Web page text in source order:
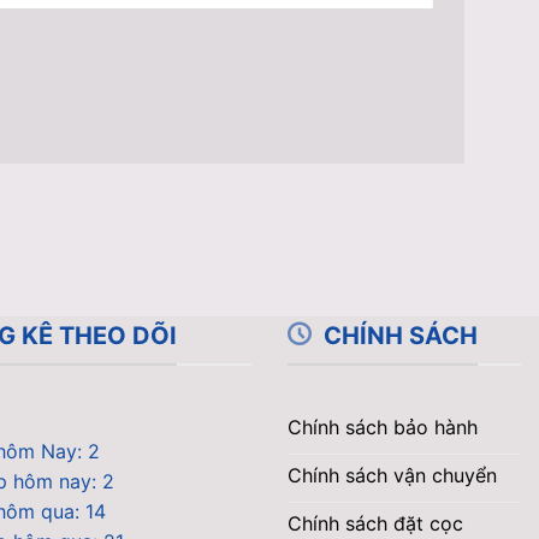
KÊ THEO DÕI
Nay: 2
hôm nay: 2
qua: 14
CHÍNH SÁCH
Chính sách bảo hành
Chính sách vận chuyển
Chính sách đặt cọc